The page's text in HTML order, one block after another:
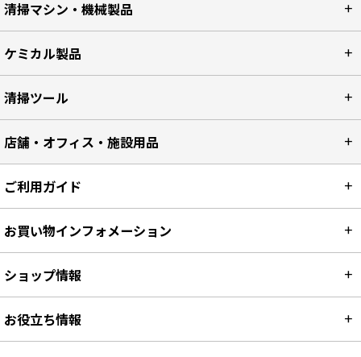
清掃マシン・機械製品
ケミカル製品
清掃ツール
店舗・オフィス・施設用品
ご利用ガイド
お買い物インフォメーション
ショップ情報
お役立ち情報